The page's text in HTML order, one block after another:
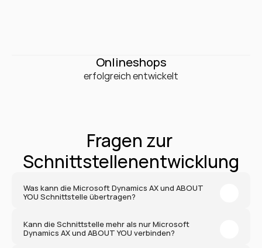
0+
Onlineshops
erfolgreich entwickelt
Fragen zur
Schnittstellenentwicklung
Was kann die Microsoft Dynamics AX und ABOUT
YOU Schnittstelle übertragen?
Kann die Schnittstelle mehr als nur Microsoft
Dynamics AX und ABOUT YOU verbinden?